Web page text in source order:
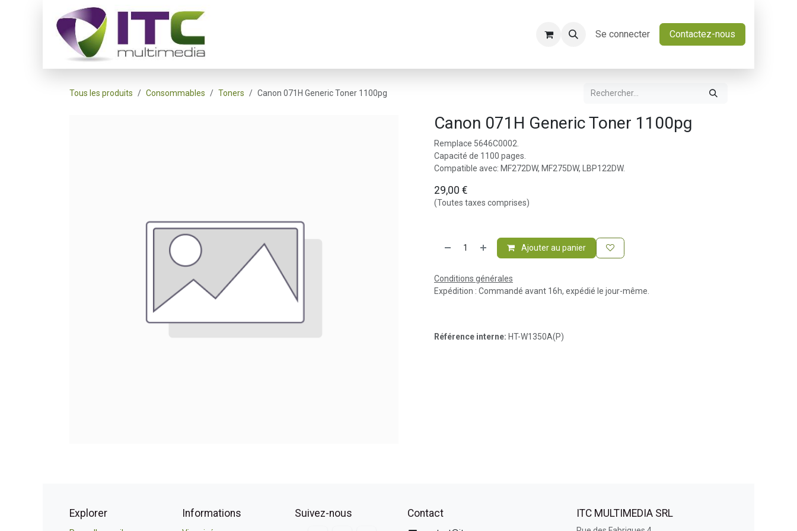
Se connecter Contactez-nous
Tous les produits Consommables Toners Canon 071H Generic Toner 1100pg
Canon 071H Generic Toner 1100pg
Remplace 5646C0002.
Capacité de 1100 pages.
Compatible avec: MF272DW, MF275DW, LBP122DW.
29,00 €
(Toutes taxes comprises)
Ajouter au panier
Conditions générales
Expédition : Commandé avant 16h, expédié le jour-même.
Référence interne: HT-W1350A(P)
Explorer Informations Suivez-nous Contact ITC MULTIMEDIA SRL